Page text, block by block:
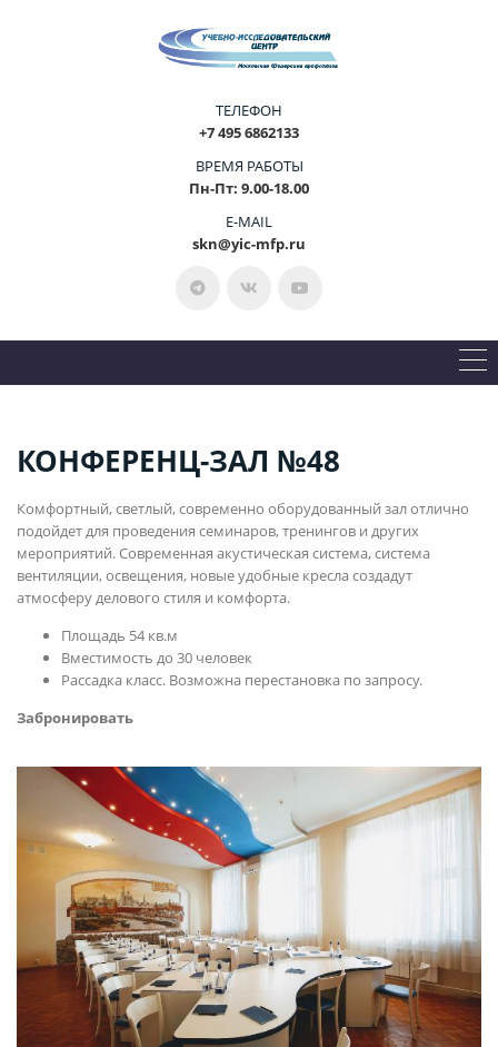
ТЕЛЕФОН
+7 495 6862133
ВРЕМЯ РАБОТЫ
Пн-Пт: 9.00-18.00
E-MAIL
skn@yic-mfp.ru
КОНФЕРЕНЦ-ЗАЛ №48
Комфортный, светлый, современно оборудованный зал отлично
подойдет для проведения семинаров, тренингов и других
мероприятий. Современная акустическая система, система
вентиляции, освещения, новые удобные кресла создадут
атмосферу делового стиля и комфорта.
Площадь 54 кв.м
Вместимость до 30 человек
Рассадка класс. Возможна перестановка по запросу.
Забронировать